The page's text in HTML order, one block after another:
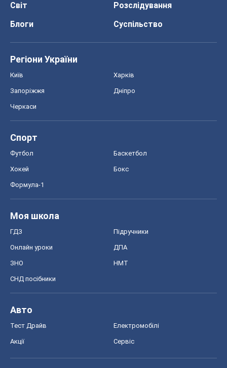
Світ
Розслідування
Блоги
Суспільство
Регіони України
Київ Харків
Запоріжжя Дніпро
Черкаси
Спорт
Футбол Баскетбол
Хокей Бокс
Формула-1
Моя школа
ГДЗ Підручники
Онлайн уроки ДПА
ЗНО НМТ
СНД посібники
Авто
Тест Драйв Електромобілі
Акції Сервіс